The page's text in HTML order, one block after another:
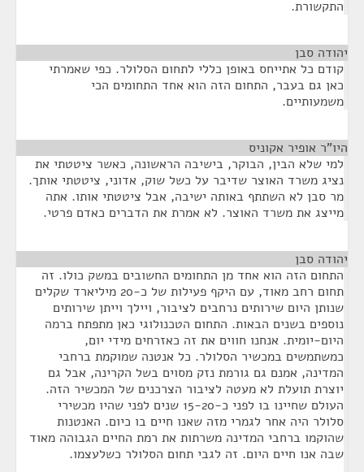
התקשורת.
יהודה סבן
קודם כל אתייחס באופן כללי לתחום הסלולר. כפי שאמרתי
כאן גם בעבר, התחום הזה הוא אחד התחומים הכי
משמעותיים.
היו"ר אופיר אקוניס
למי שלא הבין, הבוקר, בישיבה הראשונה, כאשר ציטטתי את
נציג משרד האוצר שדיבר על כשל שוק, אדוני, ציטטתי אותך.
מר סבן לא השתתף באותה ישיבה, אבל ציטטתי אותו. אתה
מייצג את משרד האוצר. לא אמרת את הדברים כאדם פרטי.
יהודה סבן
התחום הזה הוא אחד מן התחומים החשובים במשק כולו. זה
תחום רחב מאוד, עם היקף פעילות של כ-20 מיליארד שקלים
שנותן היום שירותים נרחבים לציבור, ויילך וייתן שירותים
נוספים בשנים הבאות. התחום הטכנולוגי כאן מתפתח ברמה
היום-יומית. אנחנו חווים את זה כאזרחים מידי יום,
כמשתמשים במכשיר הסלולר. כל אנטנה שמוקמת ברחבי
המדינה, אמנם גם גורמת נזק מסוים בשל הקרינה, אבל גם
יוצרת תועלת לא מעטה לציבור הצרכנים של המכשיר הזה.
העולם שחיינו בו לפני כ-15-20 שנים לפני שהיו מכשירי
סלולר היה אחר לגמרי מזה שאנו חיים בו כיום. האנטנות
שהוקמו ברחבי המדינה משרתות את רמת החיים הגבוהה מאוד
שבה אנו חיים היום. זה לגבי תחום הסלולר כשלעצמו.